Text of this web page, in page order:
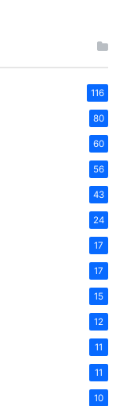
116
80
60
56
43
24
17
17
15
12
11
11
10